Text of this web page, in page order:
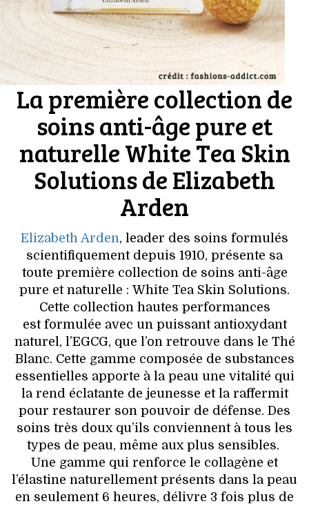
La première collection de
soins anti-âge pure et
naturelle White Tea Skin
Solutions de Elizabeth
Arden
Elizabeth Arden, leader des soins formulés
scientifiquement depuis 1910, présente sa
toute première collection de soins anti-âge
pure et naturelle : White Tea Skin Solutions.
Cette collection hautes performances
est formulée avec un puissant antioxydant
naturel, l’EGCG, que l’on retrouve dans le Thé
Blanc. Cette gamme composée de substances
essentielles apporte à la peau une vitalité qui
la rend éclatante de jeunesse et la raffermit
pour restaurer son pouvoir de défense. Des
soins très doux qu’ils conviennent à tous les
types de peau, même aux plus sensibles.
Une gamme qui renforce le collagène et
l’élastine naturellement présents dans la peau
en seulement 6 heures, délivre 3 fois plus de